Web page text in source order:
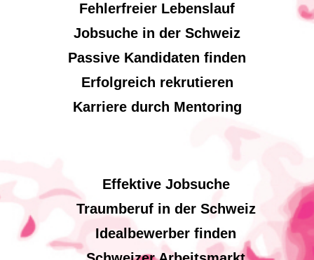
Fehlerfreier Lebenslauf
Jobsuche in der Schweiz
Passive Kandidaten finden
Erfolgreich rekrutieren
Karriere durch Mentoring
Effektive Jobsuche
Traumberuf in der Schweiz
Idealbewerber finden